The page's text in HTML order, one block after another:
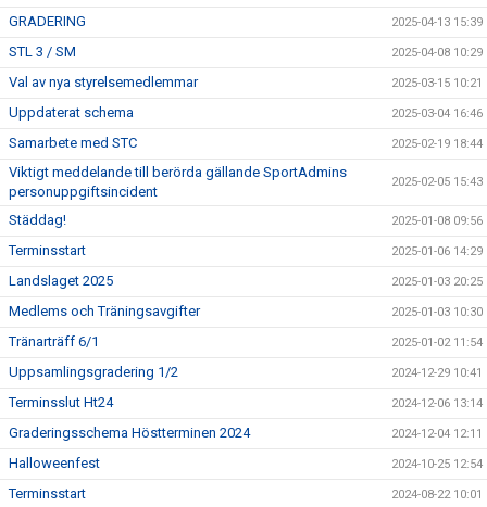
GRADERING 2025-04-13 15:39
STL 3 / SM 2025-04-08 10:29
Val av nya styrelsemedlemmar 2025-03-15 10:21
Uppdaterat schema 2025-03-04 16:46
Samarbete med STC 2025-02-19 18:44
Viktigt meddelande till berörda gällande SportAdmins
personuppgiftsincident
2025-02-05 15:43
Städdag! 2025-01-08 09:56
Terminsstart 2025-01-06 14:29
Landslaget 2025 2025-01-03 20:25
Medlems och Träningsavgifter 2025-01-03 10:30
Tränarträff 6/1 2025-01-02 11:54
Uppsamlingsgradering 1/2 2024-12-29 10:41
Terminsslut Ht24 2024-12-06 13:14
Graderingsschema Höstterminen 2024 2024-12-04 12:11
Halloweenfest 2024-10-25 12:54
Terminsstart 2024-08-22 10:01